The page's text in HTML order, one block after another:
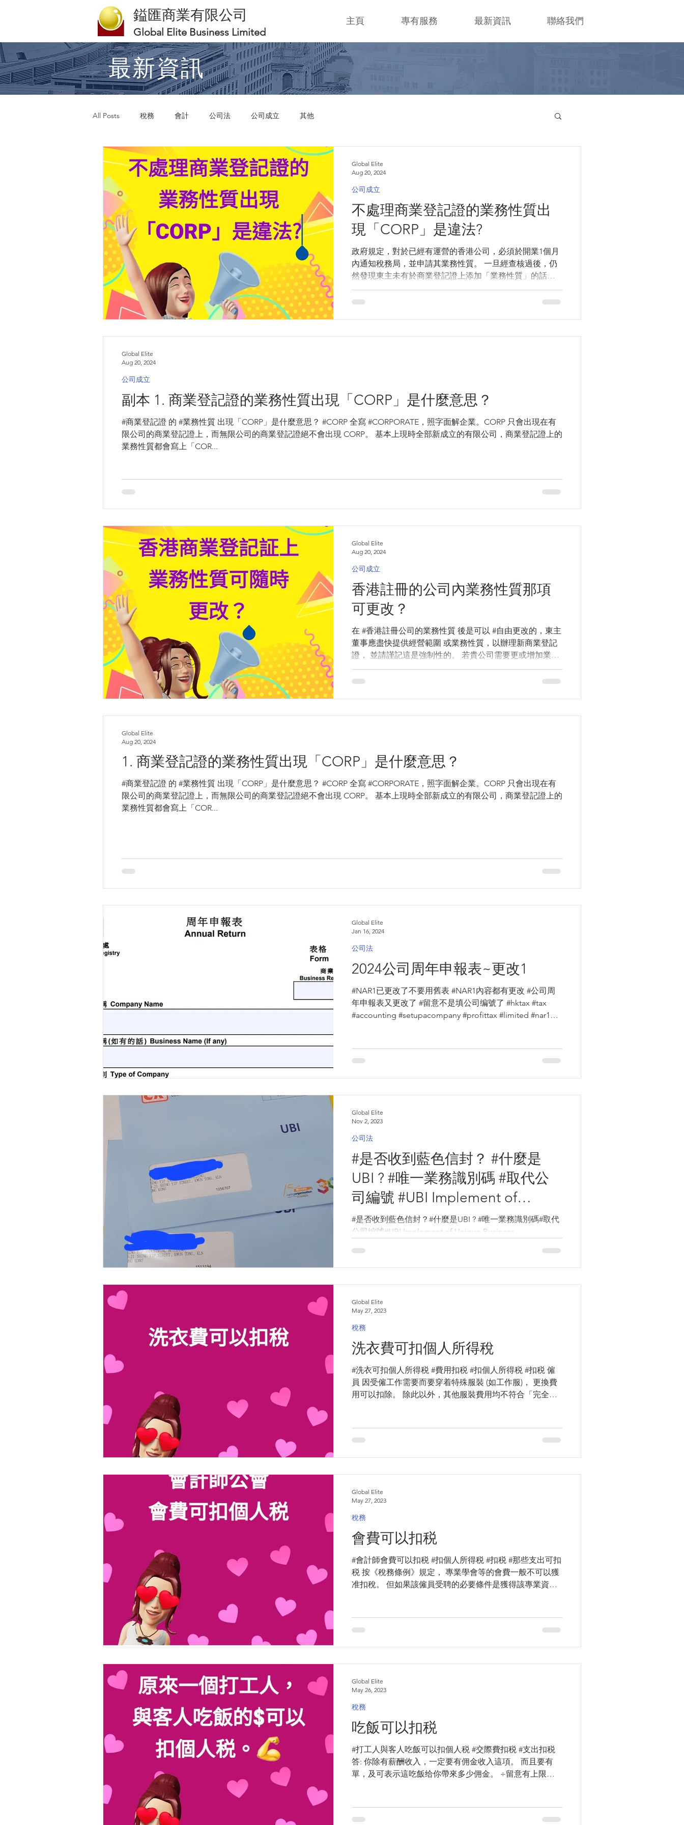
鎰匯商業有限公司
Global Elite Business Limited
主頁 專有服務 最新資訊 聯絡我們
最新資訊
All Posts 稅務 會計 公司法 公司成立 其他
不處理商業登記證的業務性質出
現「CORP」是違法?
政府規定，對於已經有運營的香港公司，必須於開業1個月
內通知稅務局，並申請其業務性質。 一旦經查核過後，仍
然發現東主未有於商業登記證上添加「業務性質」的話，
即屬違法， 稅務局有權向法院申請，要求法院發出傳票給
予該公司處以下罰款或者監禁,最高可被判處$5,000港元罰
公司成立
Global Elite
Aug 20, 2024
副本 1. 商業登記證的業務性質出現「CORP」是什麼意思？
#商業登記證 的 #業務性質 出現「CORP」是什麼意思？ #CORP 全寫 #CORPORATE，照字面解企業。CORP 只會出現在有
限公司的商業登記證上，而無限公司的商業登記證絕不會出現 CORP。 基本上現時全部新成立的有限公司，商業登記證上的
業務性質都會寫上「COR...
公司成立
Global Elite
Aug 20, 2024
香港註冊的公司內業務性質那項
可更改？
在 #香港註冊公司的業務性質 後是可以 #自由更改的，東主
董事應盡快提供經營範圍 或業務性質，以辦理新商業登記
證， 並請謹記這是強制性的。 若貴公司需要更或增加業務
性質，亦應如上所述辦理一份新的商業登記證書。而某些
特殊行業如銀行、信託...
公司成立
Global Elite
Aug 20, 2024
1. 商業登記證的業務性質出現「CORP」是什麼意思？
#商業登記證 的 #業務性質 出現「CORP」是什麼意思？ #CORP 全寫 #CORPORATE，照字面解企業。CORP 只會出現在有
限公司的商業登記證上，而無限公司的商業登記證絕不會出現 CORP。 基本上現時全部新成立的有限公司，商業登記證上的
業務性質都會寫上「COR...
Global Elite
Aug 20, 2024
2024公司周年申報表~更改1
#NAR1已更改了不要用舊表 #NAR1內容都有更改 #公司周
年申報表又更改了 #留意不是填公司编號了 #hktax #tax
#accounting #setupacompany #profittax #limited #nar1
公司法
Global Elite
Jan 16, 2024
#是否收到藍色信封？ #什麼是
UBI ? #唯一業務識別碼 #取代公
司編號 #UBI Implement of
Unique Business Identifier 2023
年12月27日全面採用
#是否收到藍色信封？#什麼是UBI ? #唯一業務識別碼#取代
公司編號#UBI Implement of Unique Business
業機構聯繫時使用。...
公司法
Global Elite
Nov 2, 2023
洗衣費可扣個人所得稅
#洗衣可扣個人所得税 #費用扣税 #扣個人所得税 #扣税 僱
員 因受僱工作需要而要穿着特殊服裝 (如工作服)， 更換費
用可以扣除。 除此以外，其他服裝費用均不符合「完全及
稅務
Global Elite
May 27, 2023
會費可以扣税
#會計師會費可以扣税 #扣個人所得税 #扣税 #那些支出可扣
税 按《稅務條例》規定， 專業學會等的會費一般不可以獲
准扣稅。 但如果該僱員受聘的必要條件是獲得該專業資
稅務
Global Elite
May 27, 2023
吃飯可以扣税
#打工人與客人吃飯可以扣個人税 #交際費扣税 #支出扣税
答: 你除有薪酬收入，一定要有佣金收入這項。 而且要有
單，及可表示這吃飯给你帶來多少佣金。 ÷留意有上限。
稅務
Global Elite
May 26, 2023